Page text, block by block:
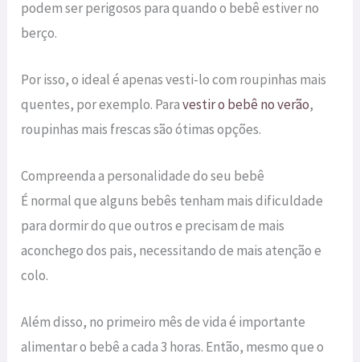
podem ser perigosos para quando o bebê estiver no
berço.
Por isso, o ideal é apenas vesti-lo com roupinhas mais
quentes, por exemplo. Paravestir o bebê no verão,
roupinhas mais frescas são ótimas opções.
Compreenda a personalidade do seu bebê
É normal que alguns bebês tenham mais dificuldade
para dormir do que outros e precisam de mais
aconchego dos pais, necessitando de mais atenção e
colo.
Além disso, no primeiro mês de vida é importante
alimentar o bebê a cada 3 horas. Então, mesmo que o